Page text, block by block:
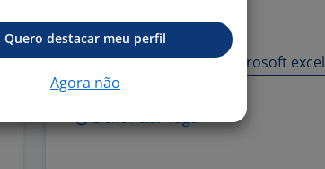
Habilidades
Análise de Dados Microsoft excel
Denunciar vaga
Quero destacar meu perfil
Agora não